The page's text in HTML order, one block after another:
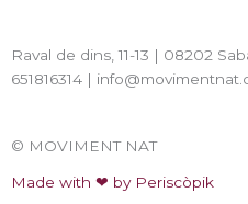
a
m
n
Raval de dins, 11-13 | 08202
651816314 |
© MOVIMENT NAT
Made with ❤ by Periscòpik